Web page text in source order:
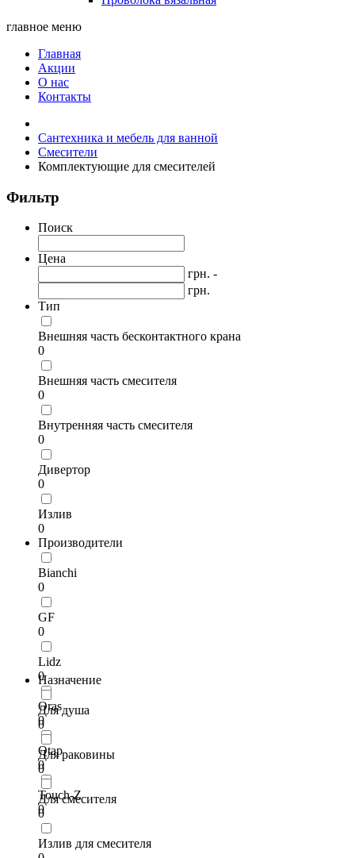
главное меню
Главная
Акции
О нас
Контакты
Сантехника и мебель для ванной
Смесители
Комплектующие для смесителей
Фильтр
Поиск
Цена
грн. -
грн.
Тип
Внешняя часть бесконтактного крана
0
Внешняя часть смесителя
0
Внутренняя часть смесителя
0
Дивертор
0
Излив
0
Производители
Bianchi
0
GF
0
Lidz
0
Oras
0
Qtap
0
Touch-Z
0
Назначение
Для душа
0
Для раковины
0
Для смесителя
0
Излив для смесителя